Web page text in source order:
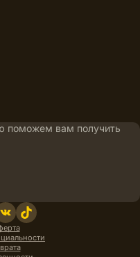
поможем вам получить
ВКонтакте TikTok